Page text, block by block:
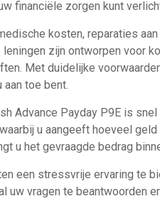
financiële zorgen kunt
kosten, reparaties
leningen zijn ontworpen voor
Met duidelijke
toe bent.
Advance Payday P9E is
u aangeeft hoeveel
u het gevraagde bedrag
een stressvrije ervaring te
uw vragen te beantwoorden